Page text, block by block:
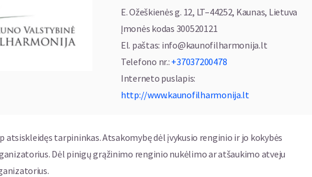
prof. Algirdo Vizgirdos (baigė 2015 m.), K. Ivanauskaitė – prof. Aleksandros
2010 m.). 2019 m. V. Kaziulytė magistrantūros studijas baigė ir Karališkojoje
prof. Baudoin Giaux klasėje. Jaunosios atlikėjos gilino profesionalumą,
šalies ir užsienio pedagogų meistriškumo kursuose, tarptautiniuose
muzikos sklaidai, fleitos ir fortepijono atlikimo meno gludinimui,
ir pianistė K. Ivanauskaitės kartu muzikuoti pradėjo 2013 m. 2014 m. duetas
kamerinių ansamblių konkurse „Muzika be sienų“ (Druskininkai) bei
tarptautiniame Meistrų konkurse Varšuvoje. 2015 m., 2018 m. ir 2021 m. „Duo
E. Ožeškienės g. 12, LT–44252, Kaunas, Lietuva
Įmonės kodas 300520121
El. paštas: info@kaunofilharmonija.lt
Telefono nr.: +37037200478
Interneto puslapis:
http://www.kaunofilharmonija.lt
atsiskleidęs tarpininkas. Atsakomybę dėl įvykusio renginio ir jo kokybės
Dėl pinigų grąžinimo renginio nukėlimo ar atšaukimo atveju